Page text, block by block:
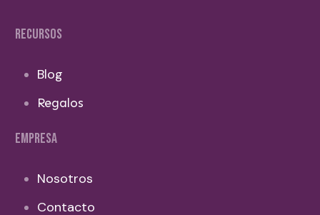
RECURSOS
Blog
Regalos
EMPRESA
Nosotros
Contacto